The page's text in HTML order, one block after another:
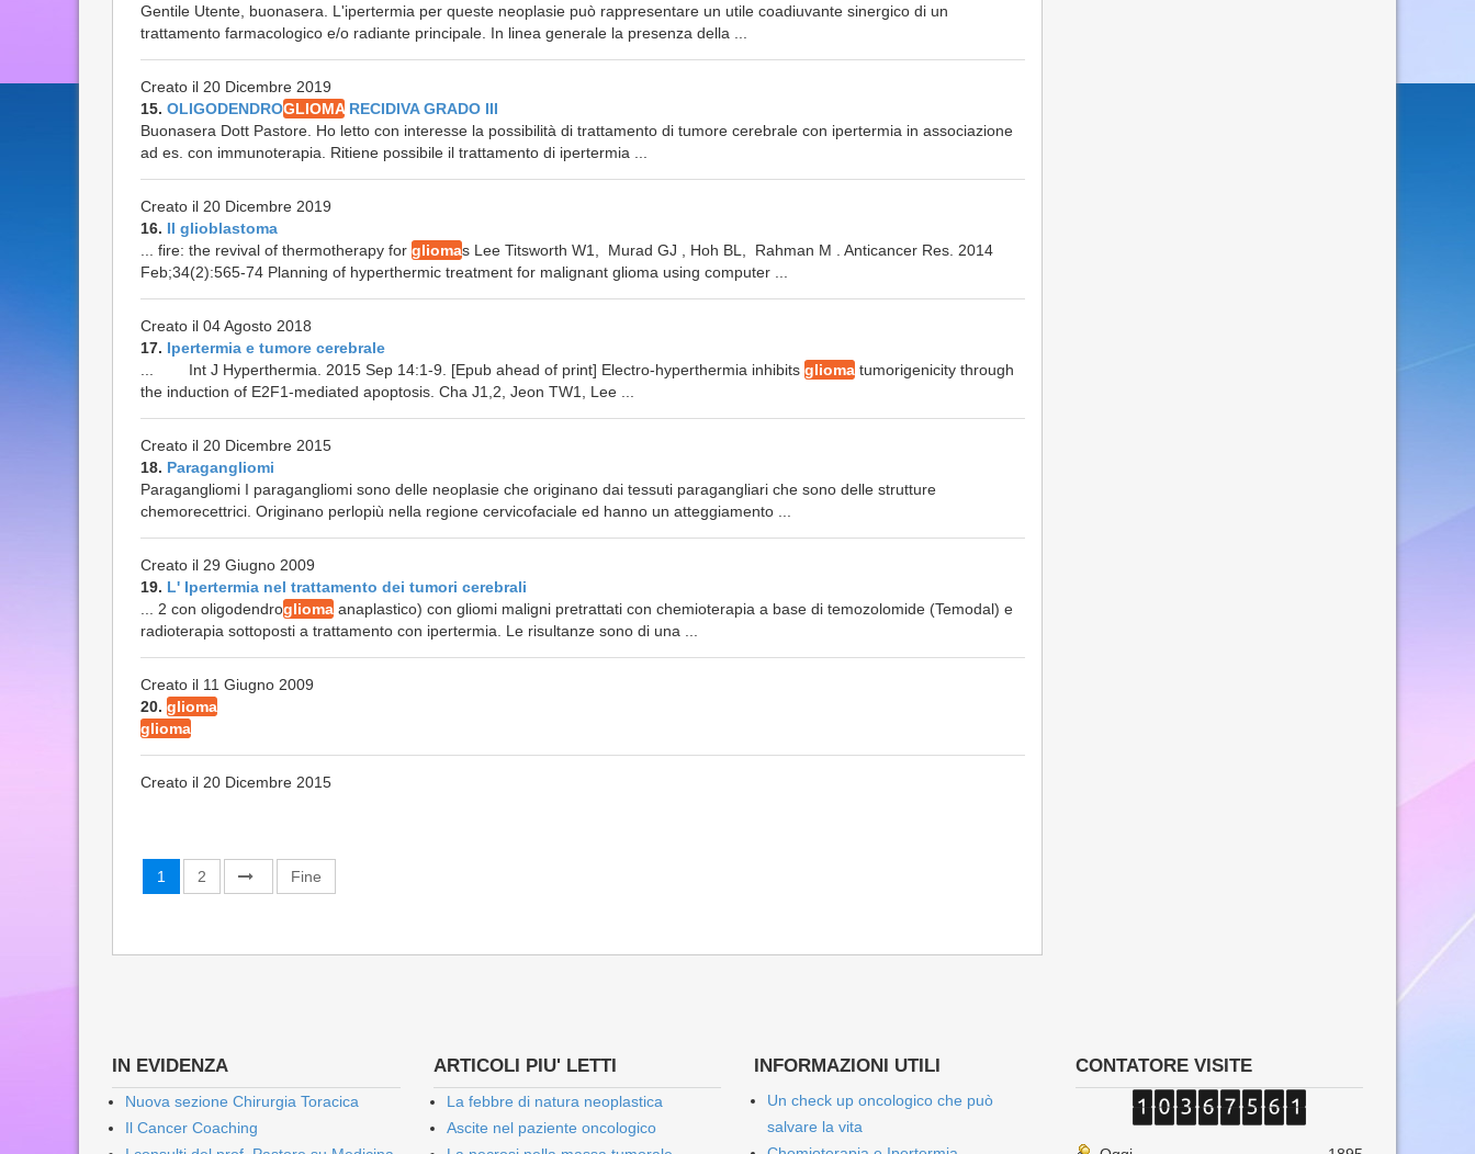
Gentile Utente, buonasera. L'ipertermia per queste neoplasie può rappresentare un utile coadiuvante sinergico di un
trattamento farmacologico e/o radiante principale. In linea generale la presenza della ...
Creato il 20 Dicembre 2019
15. OLIGODENDROGLIOMA RECIDIVA GRADO III
Buonasera Dott Pastore. Ho letto con interesse la possibilità di trattamento di tumore cerebrale con ipertermia in associazione
ad es. con immunoterapia. Ritiene possibile il trattamento di ipertermia ...
Creato il 20 Dicembre 2019
16. Il glioblastoma
... fire: the revival of thermotherapy for gliomas Lee Titsworth W1, Murad GJ , Hoh BL, Rahman M . Anticancer Res. 2014
Feb;34(2):565-74 Planning of hyperthermic treatment for malignant glioma using computer ...
Creato il 04 Agosto 2018
17. Ipertermia e tumore cerebrale
... Int J Hyperthermia. 2015 Sep 14:1-9. [Epub ahead of print] Electro-hyperthermia inhibits glioma tumorigenicity through
the induction of E2F1-mediated apoptosis. Cha J1,2, Jeon TW1, Lee ...
Creato il 20 Dicembre 2015
18. Paragangliomi
Paragangliomi I paragangliomi sono delle neoplasie che originano dai tessuti paragangliari che sono delle strutture
chemorecettrici. Originano perlopiù nella regione cervicofaciale ed hanno un atteggiamento ...
Creato il 29 Giugno 2009
19. L' Ipertermia nel trattamento dei tumori cerebrali
... 2 con oligodendroglioma anaplastico) con gliomi maligni pretrattati con chemioterapia a base di temozolomide (Temodal) e
radioterapia sottoposti a trattamento con ipertermia. Le risultanze sono di una ...
Creato il 11 Giugno 2009
20. glioma
glioma
Creato il 20 Dicembre 2015
1 2 Fine
IN EVIDENZA
Nuova sezione Chirurgia Toracica
Il Cancer Coaching
ARTICOLI PIU' LETTI
La febbre di natura neoplastica
Ascite nel paziente oncologico
INFORMAZIONI UTILI
Un check up oncologico che può
salvare la vita
CONTATORE VISITE